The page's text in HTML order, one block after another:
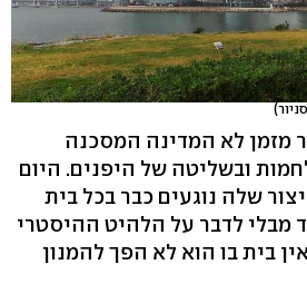
מזמן לא המדינה המסכנה
ובשליטה של היפנים. היום
שלה נוגעים כבר בכל בית
מבלי לדבר על הלהיט ההיסטרי
בית בו הוא לא הפך להמנון